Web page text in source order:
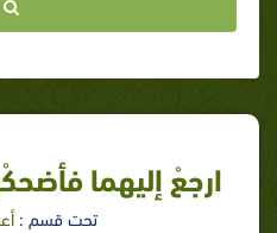
ارجعْ إليهما
تحت قسم :